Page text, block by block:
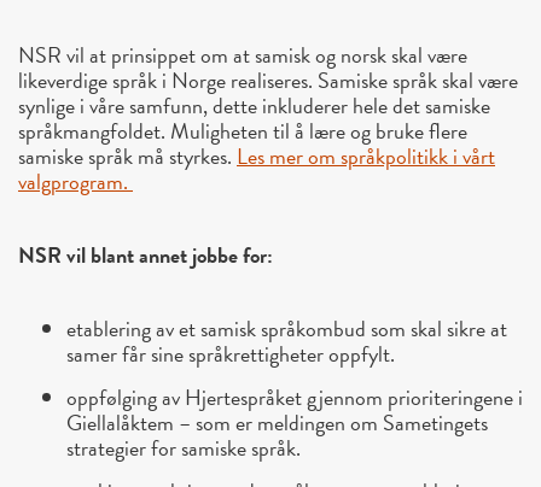
NSR vil at prinsippet om at samisk og norsk skal være
likeverdige språk i Norge realiseres. Samiske språk skal være
synlige i våre samfunn, dette inkluderer hele det samiske
språkmangfoldet. Muligheten til å lære og bruke flere
samiske språk må styrkes. Les mer om språkpolitikk i vårt
valgprogram.
NSR vil blant annet jobbe for:
etablering av et samisk språkombud som skal sikre at
samer får sine språkrettigheter oppfylt.
oppfølging av Hjertespråket gjennom prioriteringene i
Giellalåktem – som er meldingen om Sametingets
strategier for samiske språk.